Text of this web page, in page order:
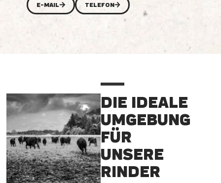
E-MAIL TELEFON
DIE IDEALE
UMGEBUNG
FÜR
UNSERE
RINDER